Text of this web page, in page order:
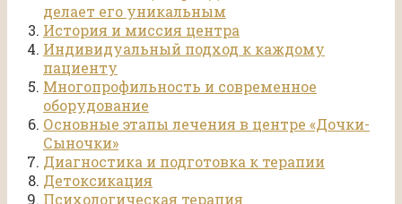
делает его уникальным
История и миссия центра
Индивидуальный подход к каждому
пациенту
Многопрофильность и современное
оборудование
Основные этапы лечения в центре «Дочки-
Сыночки»
Диагностика и подготовка к терапии
Детоксикация
Психологическая терапия